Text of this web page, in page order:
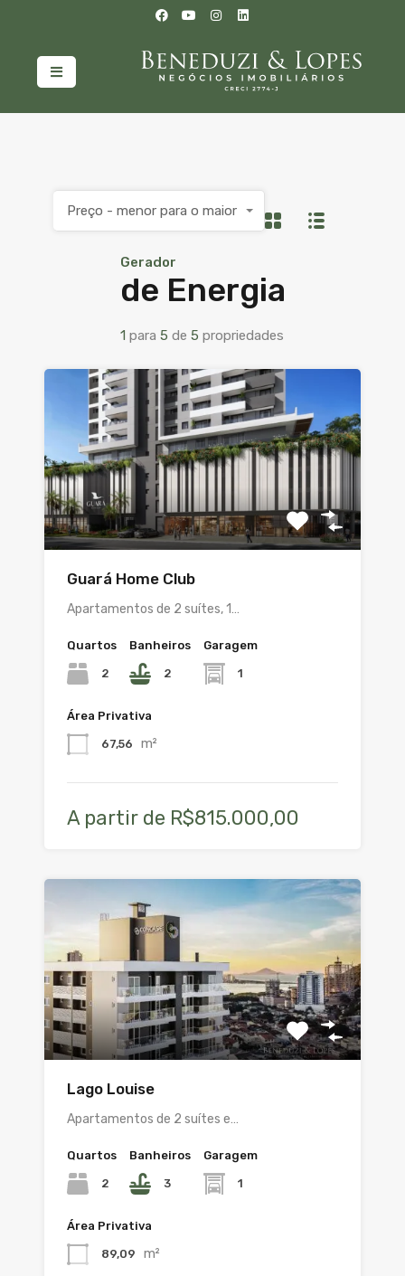
Gerador
de Energia
1 para 5 de 5 propriedades
Preço - menor para o maior
Guará Home Club
Apartamentos de 2 suítes, 1…
Quartos
2
Banheiros
2
Garagem
1
Área Privativa
67,56 m²
A partir de R$815.000,00
Lago Louise
Apartamentos de 2 suítes e…
Quartos
2
Banheiros
3
Garagem
1
Área Privativa
89,09 m²